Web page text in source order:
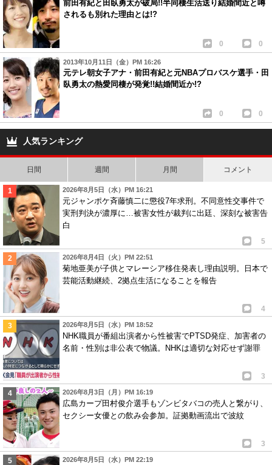
前田有紀と田臥勇太が破局!!半同棲生活送り結婚間近と噂
されるも別れた理由とは!?
0 0
2013年10月11日（金）PM 16:26
元テレ朝女子アナ・前田有紀と元NBAプロバスケ選手・田
臥勇太の熱愛同棲が発覚!!結婚間近か!?
0 0
人気ランキング
日間 週間 月間 コメント
2026年8月5日（水）PM 16:21
元ジャンポケ斉藤慎二に懲役7年求刑。不同意性交事件で
実刑判決が濃厚に…被害女性が裁判に出廷、深刻な被害告
白
5
2026年8月4日（火）PM 22:51
菊地亜美が子供とマレーシア移住発表し理由説明。日本で
芸能活動継続、2拠点生活になることを報告
4
2026年8月5日（水）PM 18:52
NHK職員が番組出演者から性被害でPTSD発症、加害者の
名前・性別は非公表で物議。NHKは適切な対応せず謝罪
3
2026年8月3日（月）PM 16:19
広島カープ田村俊介選手もゾンビタバコの売人と繋がり、
セクシー女優との飲み会参加。証拠動画流出で波紋
3
2026年8月5日（水）PM 22:19